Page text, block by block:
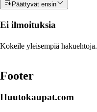
Päättyvät ensin
Ei ilmoituksia
Kokeile yleisempiä hakuehtoja.
Footer
Huutokaupat.com